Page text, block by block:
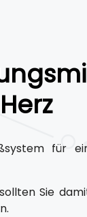
für
Sie